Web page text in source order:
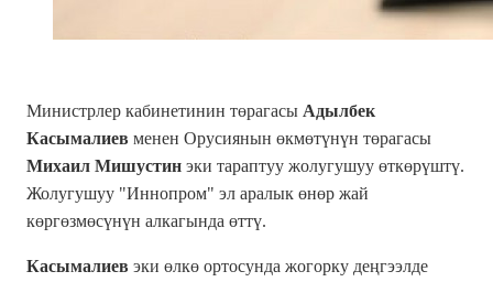
Министрлер кабинетинин төрагасы Адылбек
Касымалиев менен Орусиянын өкмөтүнүн төрагасы
Михаил Мишустин эки тараптуу жолугушуу өткөрүштү.
Жолугушуу "Иннопром" эл аралык өнөр жай
көргөзмөсүнүн алкагында өттү.
Касымалиев эки өлкө ортосунда жогорку деңгээлде